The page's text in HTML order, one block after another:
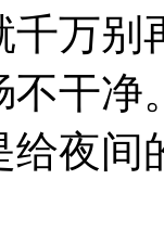
千万
干净
给夜